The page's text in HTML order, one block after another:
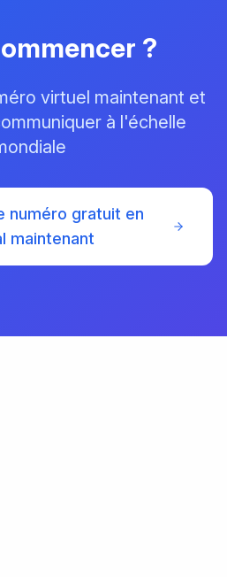
?
virtuel maintenant et
à l'échelle
numéro gratuit en
maintenant